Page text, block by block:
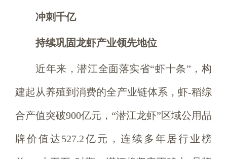
冲刺千亿
持续巩固龙虾产业领先地位
近年来，潜江全面落实省“虾十条”，构
建起从养殖到消费的全产业链体系，虾-稻综
合产值突破900亿元，“潜江龙虾”区域公用品
牌价值达527.2亿元，连续多年居行业榜